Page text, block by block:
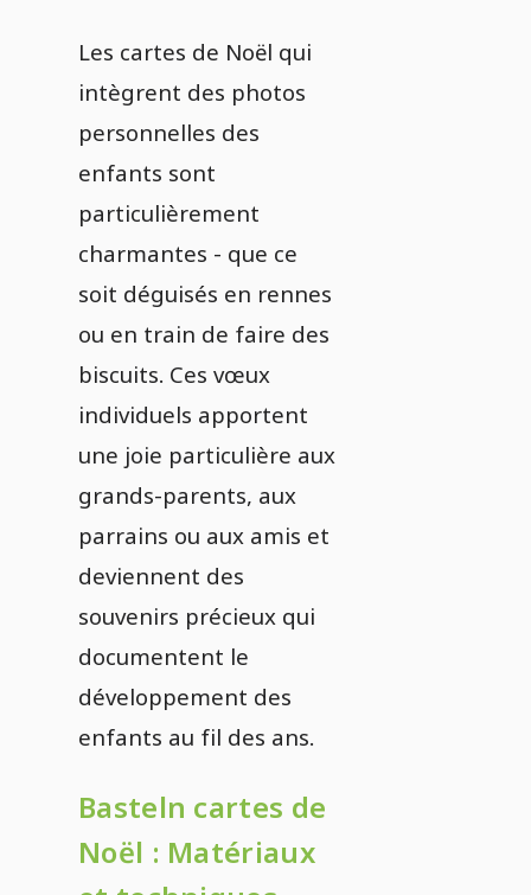
Les cartes de Noël qui
intègrent des photos
personnelles des
enfants sont
particulièrement
charmantes - que ce
soit déguisés en rennes
ou en train de faire des
biscuits. Ces vœux
individuels apportent
une joie particulière aux
grands-parents, aux
parrains ou aux amis et
deviennent des
souvenirs précieux qui
documentent le
développement des
enfants au fil des ans.
Basteln cartes de
Noël : Matériaux